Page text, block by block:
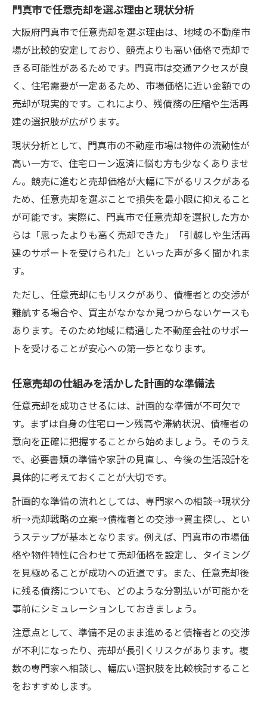
滞納から任意売却へスムーズに進める準備
任意売却で残債務と向き合う解決策
任意売却の相談先選びとサポート体制
任意売却のメリットと競売の違いを徹底比較
任意売却のメリットを競売と比較して解説
競売と任意売却で異なる売却価格のポイン
ト
任意売却が生活再建に有利な理由とは
任意売却と競売の手続きの違いを押さえる
任意売却のデメリットも含めた総合的評価
任意売却手続きの期間や成功率を詳しく紹介
任意売却の手続き期間を実際の流れで解説
任意売却の成功率と高めるための工夫
任意売却にかかる時間と競売との違い
任意売却の成功事例から学ぶ期間短縮のコ
ツ
門真市で任意売却を選ぶ理由と現状分析
大阪府門真市で任意売却を選ぶ理由は、地域の不動産市
場が比較的安定しており、競売よりも高い価格で売却で
きる可能性があるためです。門真市は交通アクセスが良
く、住宅需要が一定あるため、市場価格に近い金額での
売却が現実的です。これにより、残債務の圧縮や生活再
建の選択肢が広がります。
現状分析として、門真市の不動産市場は物件の流動性が
高い一方で、住宅ローン返済に悩む方も少なくありませ
ん。競売に進むと売却価格が大幅に下がるリスクがある
ため、任意売却を選ぶことで損失を最小限に抑えること
が可能です。実際に、門真市で任意売却を選択した方か
らは「思ったよりも高く売却できた」「引越しや生活再
建のサポートを受けられた」といった声が多く聞かれま
す。
ただし、任意売却にもリスクがあり、債権者との交渉が
難航する場合や、買主がなかなか見つからないケースも
あります。そのため地域に精通した不動産会社のサポー
トを受けることが安心への第一歩となります。
任意売却の仕組みを活かした計画的な準備法
任意売却を成功させるには、計画的な準備が不可欠で
す。まずは自身の住宅ローン残高や滞納状況、債権者の
意向を正確に把握することから始めましょう。そのうえ
で、必要書類の準備や家計の見直し、今後の生活設計を
具体的に考えておくことが大切です。
計画的な準備の流れとしては、専門家への相談→現状分
析→売却戦略の立案→債権者との交渉→買主探し、とい
うステップが基本となります。例えば、門真市の市場価
格や物件特性に合わせて売却価格を設定し、タイミング
を見極めることが成功への近道です。また、任意売却後
に残る債務についても、どのような分割払いが可能かを
事前にシミュレーションしておきましょう。
注意点として、準備不足のまま進めると債権者との交渉
が不利になったり、売却が長引くリスクがあります。複
数の専門家へ相談し、幅広い選択肢を比較検討すること
をおすすめします。